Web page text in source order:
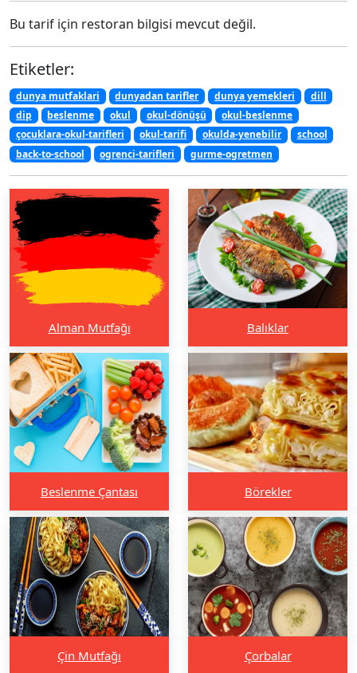
Bu tarif için restoran bilgisi mevcut değil.
Etiketler:
dunya mutfaklari dunyadan tarifler dunya yemekleri
dill
dip
beslenme okul okul-dönüşü
okul-beslenme
çocuklara-okul-tarifleri
okul-tarifi okulda-yenebilir
school
back-to-school
ogrenci-tarifleri gurme-ogretmen
Alman Mutfağı Balıklar
Beslenme Çantası Börekler
Çin Mutfağı Çorbalar